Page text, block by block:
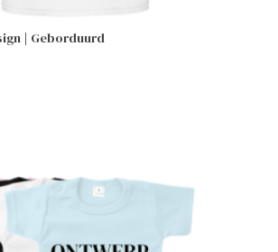
| Geborduurd